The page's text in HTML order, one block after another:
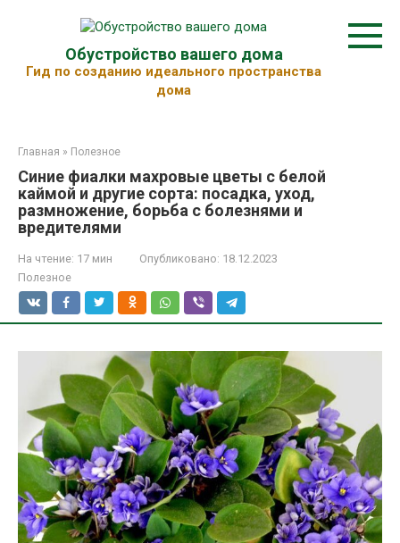
Обустройство вашего дома
Гид по созданию идеального пространства
дома
Главная » Полезное
Синие фиалки махровые цветы с белой
каймой и другие сорта: посадка, уход,
размножение, борьба с болезнями и
вредителями
На чтение: 17 мин Опубликовано: 18.12.2023
Полезное